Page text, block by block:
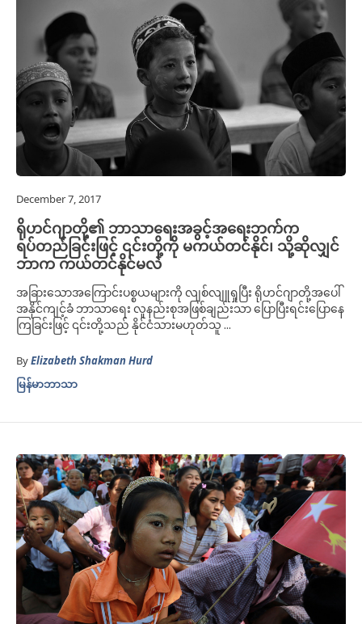
December 7, 2017
ရိုဟင်ဂျာတို့၏ ဘာသာရေးအခွင့်အရေးဘက်က
ရပ်တည်ခြင်းဖြင့် ၎င်းတို့ကို မကယ်တင်နိုင်၊ သို့ဆိုလျှင်
ဘာက ကယ်တင်နိုင်မလဲ
အခြားသောအကြောင်းပစ္စယများကို လျစ်လျူရှုပြီး ရိုဟင်ဂျာတို့အပေါ်
အနိုင်ကျင့်ခံ ဘာသာရေး လူနည်းစုအဖြစ်ချည်းသာ ပြောပြီးရင်းပြောနေ
ကြခြင်းဖြင့် ၎င်းတို့သည် နိုင်ငံသားမဟုတ်သူ ...
ByElizabeth Shakman Hurd
မြန်မာဘာသာ